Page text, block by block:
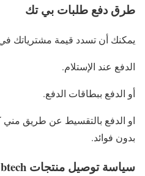
طرق دفع طلبات بي تك
يمكنك أن تسدد قيمة مشترياتك
الدفع عند الإستلام.
أو الدفع ببطاقات الدفع.
بدون فوائد.
سياسة توصيل منتجات btech